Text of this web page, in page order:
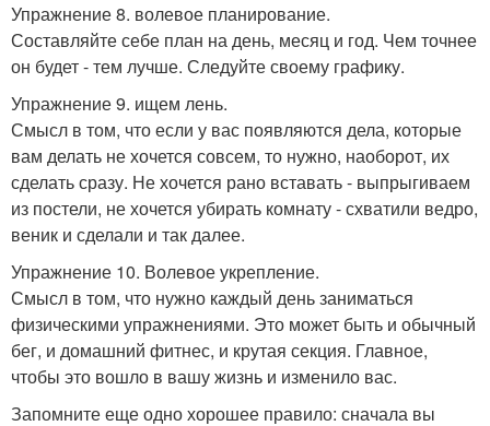
Упражнение 8. волевое планирование.
Составляйте себе план на день, месяц и год. Чем точнее
он будет - тем лучше. Следуйте своему графику.
Упражнение 9. ищем лень.
Смысл в том, что если у вас появляются дела, которые
вам делать не хочется совсем, то нужно, наоборот, их
сделать сразу. Не хочется рано вставать - выпрыгиваем
из постели, не хочется убирать комнату - схватили ведро,
веник и сделали и так далее.
Упражнение 10. Волевое укрепление.
Смысл в том, что нужно каждый день заниматься
физическими упражнениями. Это может быть и обычный
бег, и домашний фитнес, и крутая секция. Главное,
чтобы это вошло в вашу жизнь и изменило вас.
Запомните еще одно хорошее правило: сначала вы